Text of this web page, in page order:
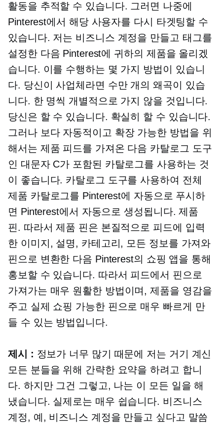
활동을 추적할 수 있습니다. 그러면 나중에
Pinterest에서 해당 사용자를 다시 타겟팅할 수
있습니다. 저는 비즈니스 계정을 만들고 태그를
설정한 다음 Pinterest에 귀하의 제품을 올리겠
습니다. 이를 수행하는 몇 가지 방법이 있습니
다. 당신이 사업체라면 수만 개의 왜곡이 있습
니다. 한 명씩 개별적으로 가지 않을 것입니다.
당신은 할 수 있습니다. 확실히 할 수 있습니다.
그러나 보다 자동적이고 확장 가능한 방법을 위
해서는 제품 피드를 가져온 다음 카탈로그 도구
인 대문자 C가 포함된 카탈로그를 사용하는 것
이 좋습니다. 카탈로그 도구를 사용하여 전체
제품 카탈로그를 Pinterest에 자동으로 푸시하
면 Pinterest에서 자동으로 생성됩니다. 제품
핀. 따라서 제품 핀은 본질적으로 피드에 입력
한 이미지, 설명, 카테고리, 모든 정보를 가져와
핀으로 변환한 다음 Pinterest의 쇼핑 앱을 통해
홍보할 수 있습니다. 따라서 피드에서 핀으로
가져가는 매우 원활한 방법이며, 제품을 영감을
주고 실제 쇼핑 가능한 핀으로 매우 빠르게 만
들 수 있는 방법입니다.
제시 : 정보가 너무 많기 때문에 저는 거기 계신
모든 분들을 위해 간략한 요약을 하려고 합니
다. 하지만 그건 그렇고, 나는 이 모든 일을 해
냈습니다. 실제로는 매우 쉽습니다. 비즈니스
계정, 예, 비즈니스 계정을 만들고 싶다고 말씀